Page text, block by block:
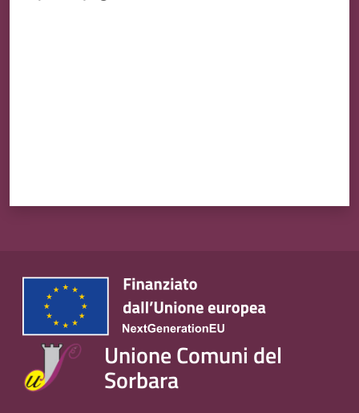
Unione Comuni del
Sorbara